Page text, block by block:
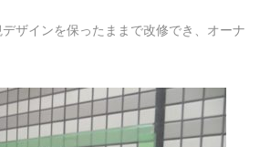
ザインを保ったままで改修でき、オーナ